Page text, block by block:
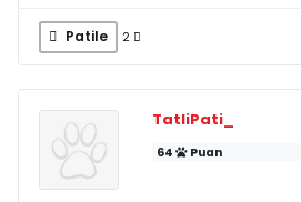
Patile 2
TatliPati_
64 Puan